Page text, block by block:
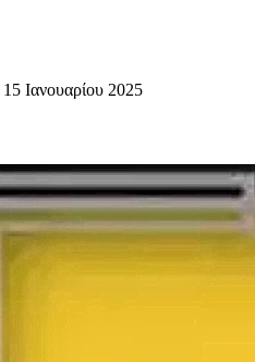
Ιανουαρίου 2025